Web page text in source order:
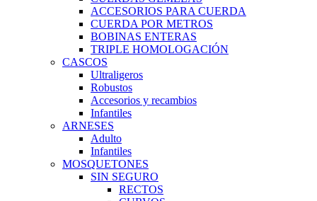
ACCESORIOS PARA CUERDA
CUERDA POR METROS
BOBINAS ENTERAS
TRIPLE HOMOLOGACIÓN
CASCOS
Ultraligeros
Robustos
Accesorios y recambios
Infantiles
ARNESES
Adulto
Infantiles
MOSQUETONES
SIN SEGURO
RECTOS